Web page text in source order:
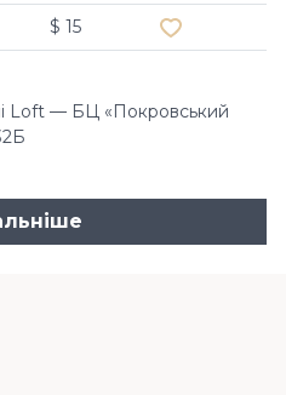
$ 15
Loft — БЦ «Покровський